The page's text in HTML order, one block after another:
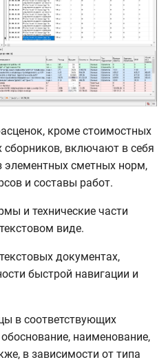
кроме стоимостных
сборников, включают в себя
элементных сметных норм,
и составы работ.
и технические части
виде.
документах,
быстрой навигации и
в соответствующих
наименование,
в зависимости от типа